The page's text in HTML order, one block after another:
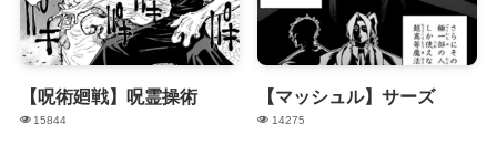
【呪術廻戦】呪霊操術
15844
【マッシュル】サーズ
14275